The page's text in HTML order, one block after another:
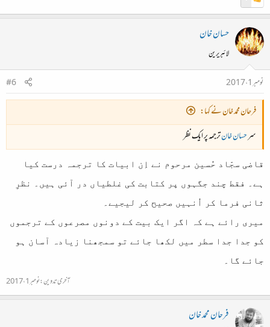
حسان خان
لائبریرین
نومبر 1، 2017
#6
فرحان محمد خان نے کہا:
سرحسان خانترجمہ پر ایک نظر
قاضی سجّاد حُسین مرحوم نے اِن ابیات کا ترجمہ درست کیا
ہے۔ فقط چند جگہوں پر کتابت کی غلطیاں در آئی ہیں۔ نظرِ
ثانی فرما کر اُنہیں صحیح کر لیجیے۔
میری رائے ہے کہ اگر ایک بیت کے دونوں مصرعوں کے ترجموں
کو جدا جدا سطر میں لکھا جائے تو سمجھنا زیادہ آسان ہو
جائے گا۔
آخری تدوین:نومبر 1، 2017
فرحان محمد خان